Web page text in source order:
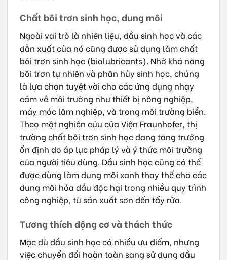
Chất bôi trơn sinh học, dung môi
Ngoài vai trò là nhiên liệu, dầu sinh học và các
dẫn xuất của nó cũng được sử dụng làm chất
bôi trơn sinh học (biolubricants). Nhờ khả năng
bôi trơn tự nhiên và phân hủy sinh học, chúng
là lựa chọn tuyệt vời cho các ứng dụng nhạy
cảm về môi trường như thiết bị nông nghiệp,
máy móc lâm nghiệp, và trong môi trường biển.
Theo một nghiên cứu của Viện Fraunhofer, thị
trường chất bôi trơn sinh học đang tăng trưởng
ổn định do áp lực pháp lý và ý thức môi trường
của người tiêu dùng. Dầu sinh học cũng có thể
được dùng làm dung môi xanh thay thế cho các
dung môi hóa dầu độc hại trong nhiều quy trình
công nghiệp, từ sản xuất sơn đến tẩy rửa.
Tương thích động cơ và thách thức
Mặc dù dầu sinh học có nhiều ưu điểm, nhưng
việc chuyển đổi hoàn toàn sang sử dụng dầu